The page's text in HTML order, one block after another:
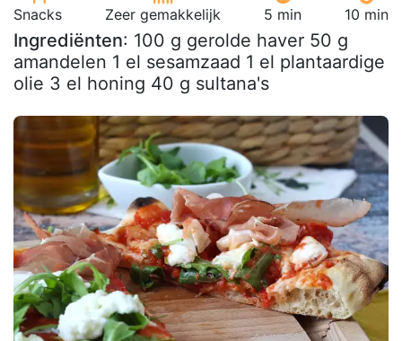
Snacks Zeer gemakkelijk 5 min 10 min
Ingrediënten: 100 g gerolde haver 50 g
amandelen 1 el sesamzaad 1 el plantaardige
olie 3 el honing 40 g sultana's